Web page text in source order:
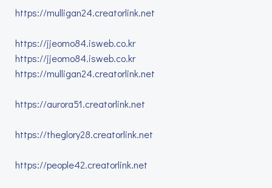
https://mulligan24.creatorlink.net
https://jjeomo84.isweb.co.kr
https://jjeomo84.isweb.co.kr
https://mulligan24.creatorlink.net
https://aurora51.creatorlink.net
https://theglory28.creatorlink.net
https://people42.creatorlink.net